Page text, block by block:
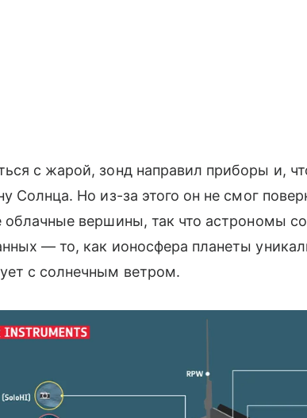
с жарой, зонд направил приборы и,
Солнца. Но из-за этого он не смог
облачные вершины, так что астрономы
— то, как ионосфера планеты
с солнечным ветром.